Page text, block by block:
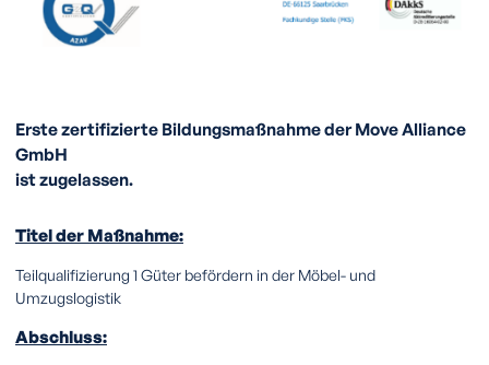
Erste zertifizierte Bildungsmaßnahme der Move Alliance
GmbH
ist zugelassen.
Titel der Maßnahme:
Teilqualifizierung 1 Güter befördern in der Möbel- und
Umzugslogistik
Abschluss: